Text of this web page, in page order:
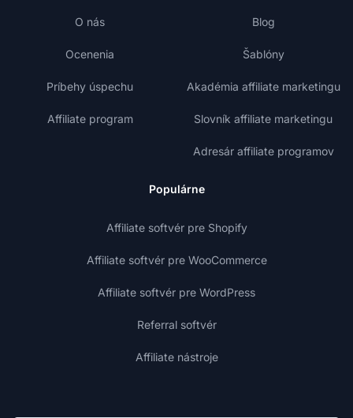
O nás
Ocenenia
Príbehy úspechu
Affiliate program
Blog
Šablóny
Akadémia affiliate marketingu
Slovník affiliate marketingu
Adresár affiliate programov
Populárne
Affiliate softvér pre Shopify
Affiliate softvér pre WooCommerce
Affiliate softvér pre WordPress
Referral softvér
Affiliate nástroje